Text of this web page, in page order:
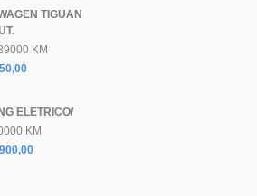
TIGUAN
KM
ELETRICO/
KM